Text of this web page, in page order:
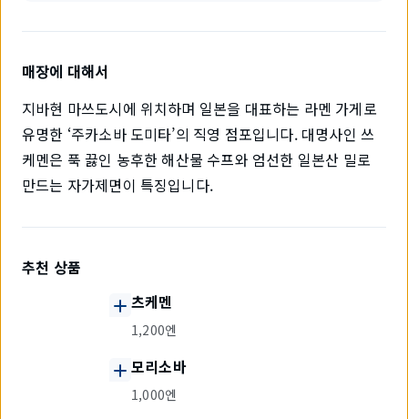
매장에 대해서
지바현 마쓰도시에 위치하며 일본을 대표하는 라멘 가게로
유명한 ‘주카소바 도미타’의 직영 점포입니다. 대명사인 쓰
케멘은 푹 끓인 농후한 해산물 수프와 엄선한 일본산 밀로
만드는 자가제면이 특징입니다.
추천 상품
츠케멘
1,200엔
모리소바
1,000엔